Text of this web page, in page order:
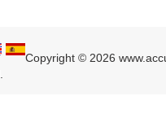
Copyright © 2026